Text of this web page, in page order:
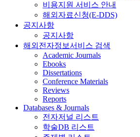
비용지원 서비스 안내
해외자료신청(E-DDS)
공지사항
공지사항
해외전자정보서비스 검색
Academic Journals
Ebooks
Dissertations
Conference Materials
Reviews
Reports
Databases & Journals
전자저널 리스트
학술DB 리스트